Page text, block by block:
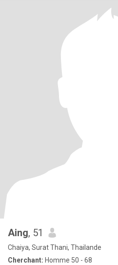
Aing, 51
Chaiya, Surat Thani, Thailande
Cherchant: Homme 50 - 68